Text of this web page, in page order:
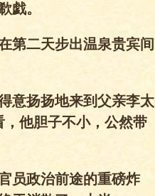
戯。
第二天步出温泉贵宾间
意扬扬地来到父亲李太
他胆子不小，公然带
员政治前途的重磅炸